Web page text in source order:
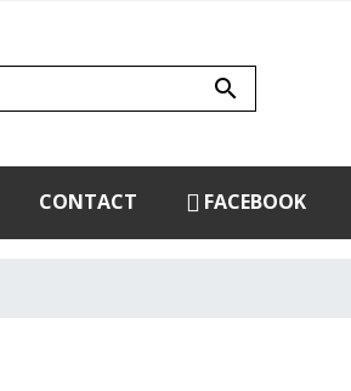

CONTACT FACEBOOK